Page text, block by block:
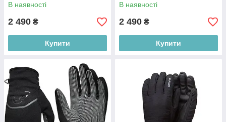
В наявності
2 490 ₴
Купити
В наявності
2 490 ₴
Купити